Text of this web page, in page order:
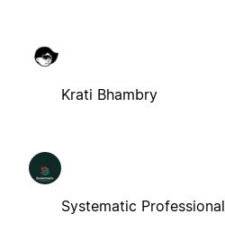
Krati Bhambry
Systematic Professional